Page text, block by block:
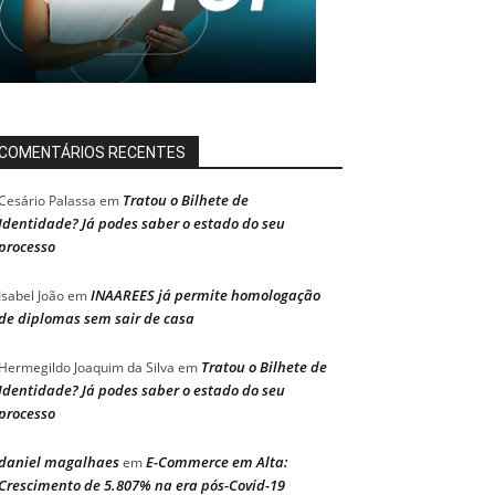
RECENTES
Palassa em Tratou o Bilhete de
Já podes saber o estado do seu
JoãoemINAAREES já permite homologação
diplomas sem sair de casa
Joaquim da Silva em Tratou o Bilhete de
Já podes saber o estado do seu
magalhaesemE-Commerce em Alta:
de 5.807% na era pós-Covid-19